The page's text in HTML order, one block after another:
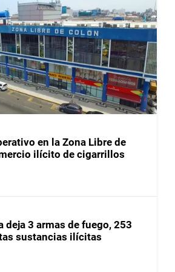
en la Zona Libre de
ilícito de cigarrillos
deja 3 armas de fuego, 253
sustancias ilícitas